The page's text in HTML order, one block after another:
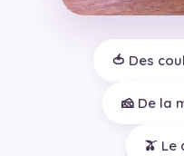
🍅 Des
🧀 De la
🫒 Le